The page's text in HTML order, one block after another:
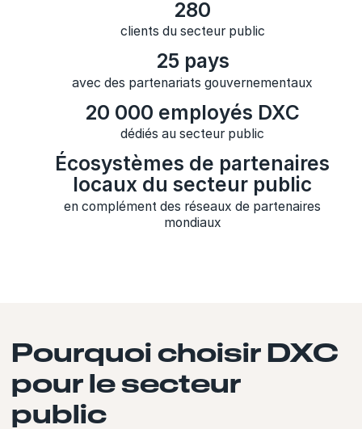
280
clients du secteur public
25 pays
avec des partenariats gouvernementaux
20 000 employés DXC
dédiés au secteur public
Écosystèmes de partenaires
locaux du secteur public
en complément des réseaux de partenaires
mondiaux
Pourquoi choisir DXC
pour le secteur
public